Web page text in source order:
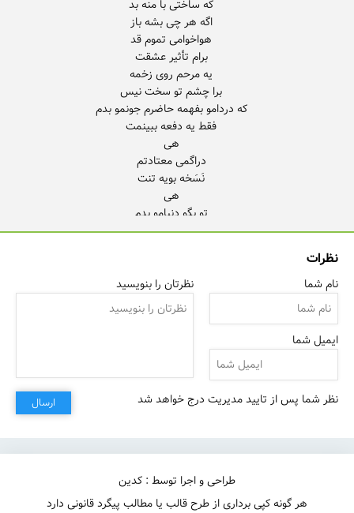
یه دفعه دستاتو بگیرمش
با دلتنگی میام آغوش گرمت
نظرات
نام شما
ایمیل شما
نظرتان را بنویسید
نظر شما پس از تایید مدیریت درج خواهد شد ارسال
طراحی و اجرا توسط : کدین
هر گونه کپی برداری از طرح قالب یا مطالب پیگرد قانونی دارد